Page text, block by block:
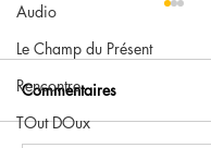
Audio
Le Champ du Présent
Rencontre
TOut DOux
Commentaires